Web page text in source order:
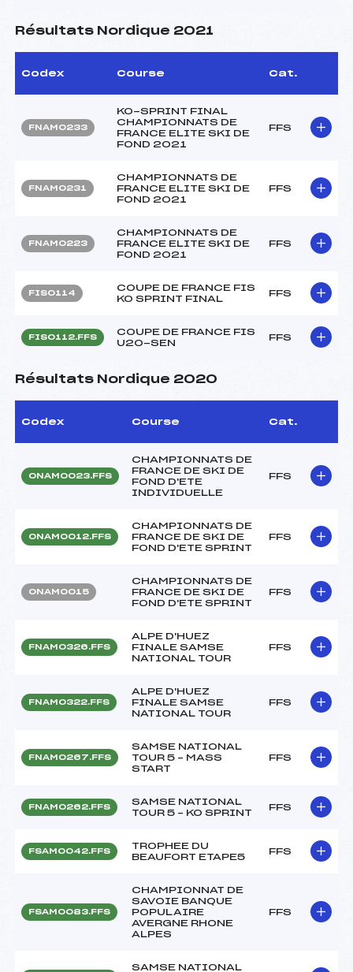
Résultats Nordique 2021
Codex Course Cat.
FNAM0233
KO-SPRINT FINAL
CHAMPIONNATS DE
FRANCE ELITE SKI DE
FOND 2021
FFS
FNAM0231
CHAMPIONNATS DE
FRANCE ELITE SKI DE
FOND 2021
FFS
FNAM0223
CHAMPIONNATS DE
FRANCE ELITE SKI DE
FOND 2021
FFS
FIS0114
COUPE DE FRANCE FIS
KO SPRINT FINAL
FFS
FIS0112.FFS
COUPE DE FRANCE FIS
U20-SEN
FFS
Résultats Nordique 2020
Codex Course Cat.
ONAM0023.FFS
CHAMPIONNATS DE
FRANCE DE SKI DE
FOND D'ETE
INDIVIDUELLE
FFS
ONAM0012.FFS
CHAMPIONNATS DE
FRANCE DE SKI DE
FOND D'ETE SPRINT
FFS
ONAM0015
CHAMPIONNATS DE
FRANCE DE SKI DE
FOND D'ETE SPRINT
FFS
FNAM0326.FFS
ALPE D'HUEZ
FINALE SAMSE
NATIONAL TOUR
FFS
FNAM0322.FFS
ALPE D'HUEZ
FINALE SAMSE
NATIONAL TOUR
FFS
FNAM0267.FFS
SAMSE NATIONAL
TOUR 5 – MASS
START
FFS
FNAM0262.FFS
SAMSE NATIONAL
TOUR 5 – KO SPRINT
FFS
FSAM0042.FFS
TROPHEE DU
BEAUFORT ETAPE5
FFS
FSAM0083.FFS
CHAMPIONNAT DE
SAVOIE BANQUE
POPULAIRE
AVERGNE RHONE
ALPES
FFS
SAMSE NATIONAL